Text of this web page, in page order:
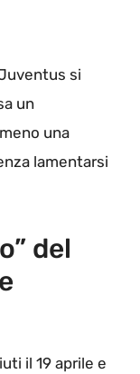
si
un
una
lamentarsi
del
il 19 aprile e